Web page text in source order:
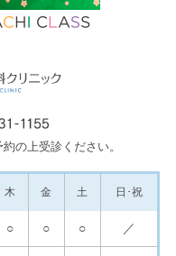
の上受診ください。
木 金 土 日･祝
○ ○ ○ ／